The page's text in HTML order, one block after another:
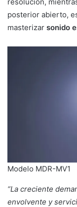
posterior abierto,
masterizar sonido
Modelo MDR-MV1
“La creciente
envolvente y